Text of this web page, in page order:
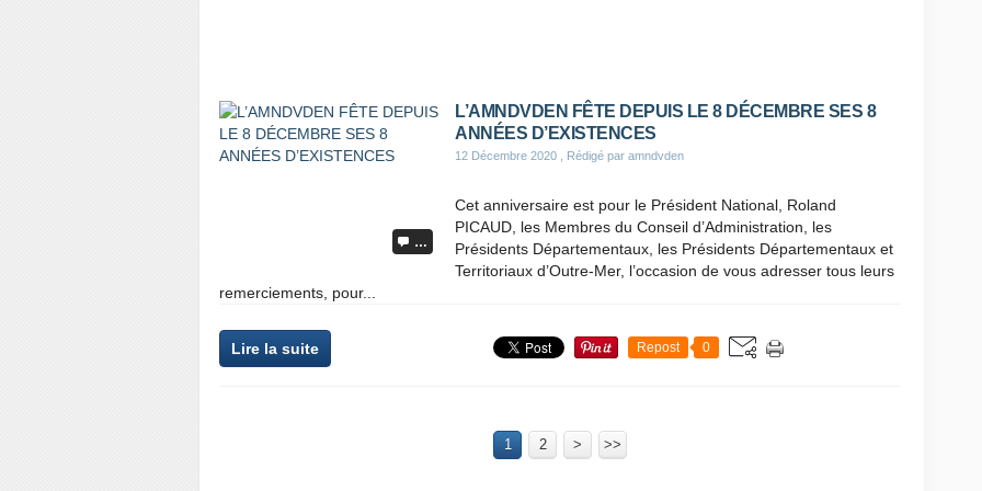
…
L’AMNDVDEN FÊTE DEPUIS LE 8 DÉCEMBRE SES 8
ANNÉES D’EXISTENCES
12 Décembre 2020 , Rédigé par amndvden
Cet anniversaire est pour le Président National, Roland
PICAUD, les Membres du Conseil d’Administration, les
Présidents Départementaux, les Présidents Départementaux et
Territoriaux d’Outre-Mer, l’occasion de vous adresser tous leurs
remerciements, pour...
Lire la suite Repost 0
1 2 > >>